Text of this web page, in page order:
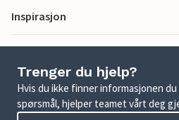
Inspirasjon
Trenger du hjelp?
Hvis du ikke finner informasjonen
spørsmål, hjelper teamet vårt deg